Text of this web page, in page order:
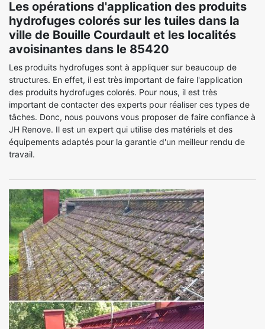
Les opérations d'application des produits
hydrofuges colorés sur les tuiles dans la
ville de Bouille Courdault et les localités
avoisinantes dans le 85420
Les produits hydrofuges sont à appliquer sur beaucoup de
structures. En effet, il est très important de faire l'application
des produits hydrofuges colorés. Pour nous, il est très
important de contacter des experts pour réaliser ces types de
tâches. Donc, nous pouvons vous proposer de faire confiance à
JH Renove. Il est un expert qui utilise des matériels et des
équipements adaptés pour la garantie d'un meilleur rendu de
travail.